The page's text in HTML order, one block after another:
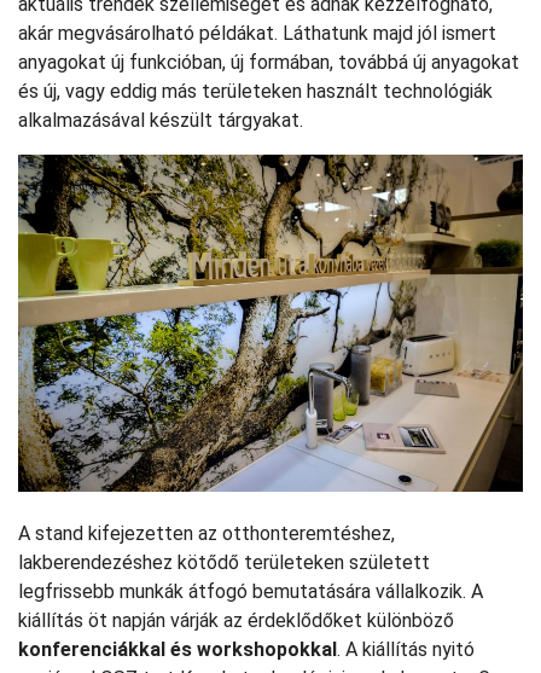
akár megvásárolható példákat. Láthatunk majd jól ismert
anyagokat új funkcióban, új formában, továbbá új anyagokat
és új, vagy eddig más területeken használt technológiák
alkalmazásával készült tárgyakat.
A stand kifejezetten az otthonteremtéshez,
lakberendezéshez kötődő területeken született
legfrissebb munkák átfogó bemutatására vállalkozik. A
kiállítás öt napján várják az érdeklődőket különböző
konferenciákkal és workshopokkal. A kiállítás nyitó